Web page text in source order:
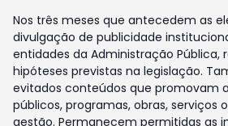
Nos três meses que antecedem as
divulgação de publicidade
entidades da Administração Pública,
hipóteses previstas na legislação.
evitados conteúdos que promovam
públicos, programas, obras, serviços
gestão. Permanecem permitidas as